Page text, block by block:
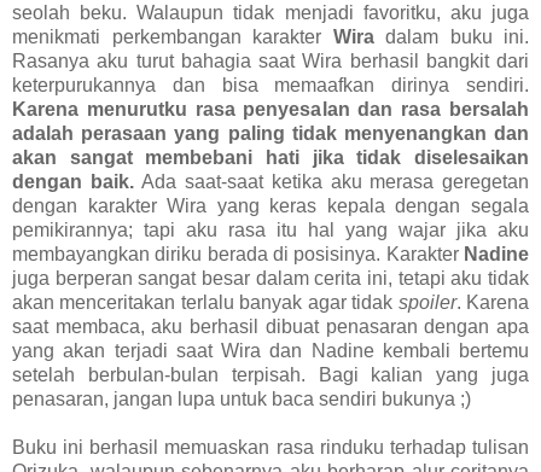
seolah beku. Walaupun tidak menjadi favoritku, aku juga
menikmati perkembangan karakter Wiradalam buku ini.
Rasanya aku turut bahagia saat Wira berhasil bangkit dari
keterpurukannya dan bisa memaafkan dirinya sendiri.
Karena menurutku rasa penyesalan dan rasa bersalah
adalah perasaan yang paling tidak menyenangkan dan
akan sangat membebani hati jika tidak diselesaikan
dengan baik.Ada saat-saat ketika aku merasa geregetan
dengan karakter Wira yang keras kepala dengan segala
pemikirannya; tapi aku rasa itu hal yang wajar jika aku
membayangkan diriku berada di posisinya. Karakter Nadine
juga berperan sangat besar dalam cerita ini, tetapi aku tidak
akan menceritakan terlalu banyak agar tidak spoiler. Karena
saat membaca, aku berhasil dibuat penasaran dengan apa
yang akan terjadi saat Wira dan Nadine kembali bertemu
setelah berbulan-bulan terpisah. Bagi kalian yang juga
penasaran, jangan lupa untuk baca sendiri bukunya ;)
Buku ini berhasil memuaskan rasa rinduku terhadap tulisan